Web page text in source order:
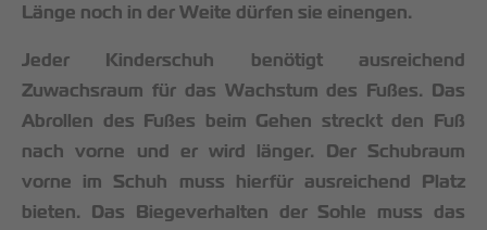
Länge noch in der Weite dürfen sie einengen.
Jeder Kinderschuh benötigt ausreichend
Zuwachsraum für das Wachstum des Fußes. Das
Abrollen des Fußes beim Gehen streckt den Fuß
nach vorne und er wird länger. Der Schubraum
vorne im Schuh muss hierfür ausreichend Platz
bieten. Das Biegeverhalten der Sohle muss das